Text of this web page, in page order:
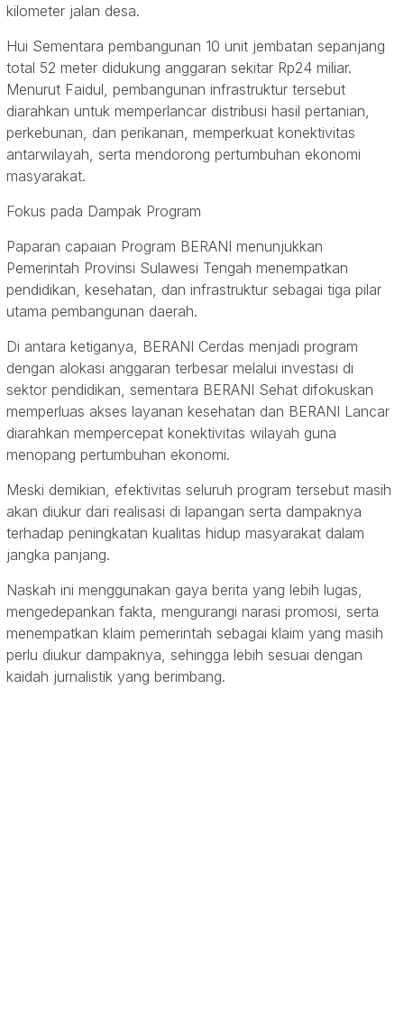
kilometer jalan desa.
Hui Sementara pembangunan 10 unit jembatan sepanjang
total 52 meter didukung anggaran sekitar Rp24 miliar.
Menurut Faidul, pembangunan infrastruktur tersebut
diarahkan untuk memperlancar distribusi hasil pertanian,
perkebunan, dan perikanan, memperkuat konektivitas
antarwilayah, serta mendorong pertumbuhan ekonomi
masyarakat.
Fokus pada Dampak Program
Paparan capaian Program BERANI menunjukkan
Pemerintah Provinsi Sulawesi Tengah menempatkan
pendidikan, kesehatan, dan infrastruktur sebagai tiga pilar
utama pembangunan daerah.
Di antara ketiganya, BERANI Cerdas menjadi program
dengan alokasi anggaran terbesar melalui investasi di
sektor pendidikan, sementara BERANI Sehat difokuskan
memperluas akses layanan kesehatan dan BERANI Lancar
diarahkan mempercepat konektivitas wilayah guna
menopang pertumbuhan ekonomi.
Meski demikian, efektivitas seluruh program tersebut masih
akan diukur dari realisasi di lapangan serta dampaknya
terhadap peningkatan kualitas hidup masyarakat dalam
jangka panjang.
Naskah ini menggunakan gaya berita yang lebih lugas,
mengedepankan fakta, mengurangi narasi promosi, serta
menempatkan klaim pemerintah sebagai klaim yang masih
perlu diukur dampaknya, sehingga lebih sesuai dengan
kaidah jurnalistik yang berimbang.